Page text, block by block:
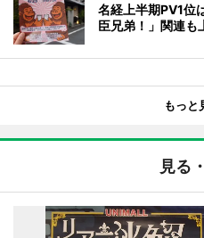
名経上半期PV1
臣兄弟！」関連も
もっと
見る